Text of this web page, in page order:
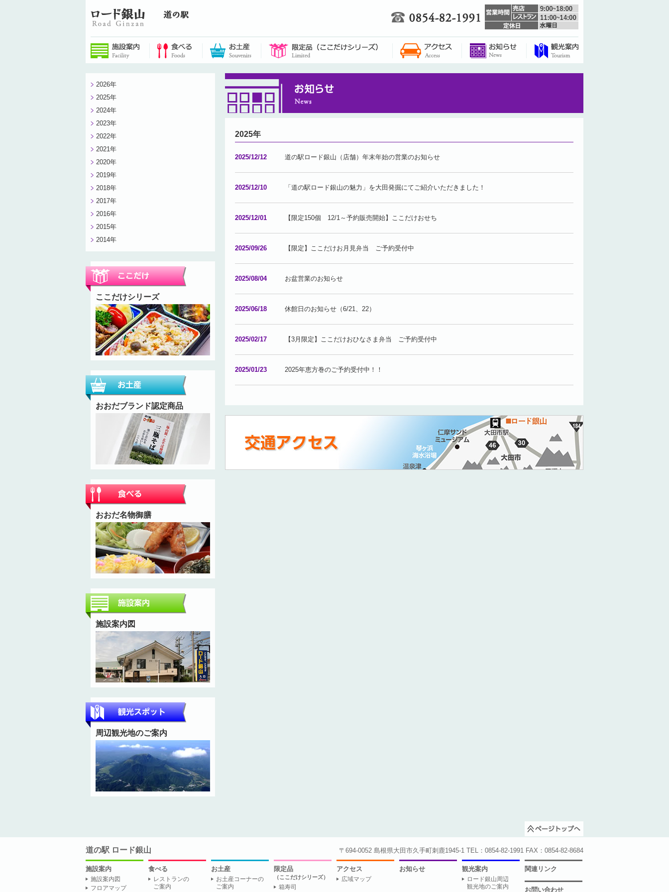
2026年
2025年
2024年
2023年
2022年
2021年
2020年
2019年
2018年
2017年
2016年
2015年
2014年
ここだけシリーズ
おおだブランド認定商品
おおだ名物御膳
施設案内図
周辺観光地のご案内
2025年
2025/12/12 道の駅ロード銀山（店舗）年末年始の営業のお知らせ
2025/12/10 「道の駅ロード銀山の魅力」を大田発掘にてご紹介いただきました！
2025/12/01 【限定150個 12/1～予約販売開始】ここだけおせち
2025/09/26 【限定】ここだけお月見弁当 ご予約受付中
2025/08/04 お盆営業のお知らせ
2025/06/18 休館日のお知らせ（6/21、22）
2025/02/17 【3月限定】ここだけおひなさま弁当 ご予約受付中
2025/01/23 2025年恵方巻のご予約受付中！！
道の駅 ロード銀山 〒694-0052 島根県大田市久手町刺鹿1945-1 TEL：0854-82-1991 FAX：0854-82-8684
施設案内
施設案内図
フロアマップ
食べる
レストランの
ご案内
お土産
お土産コーナーの
ご案内
限定品
（ここだけシリーズ）
箱寿司
アクセス
広域マップ
お知らせ 観光案内
ロード銀山周辺
観光地のご案内
関連リンク
お問い合わせ